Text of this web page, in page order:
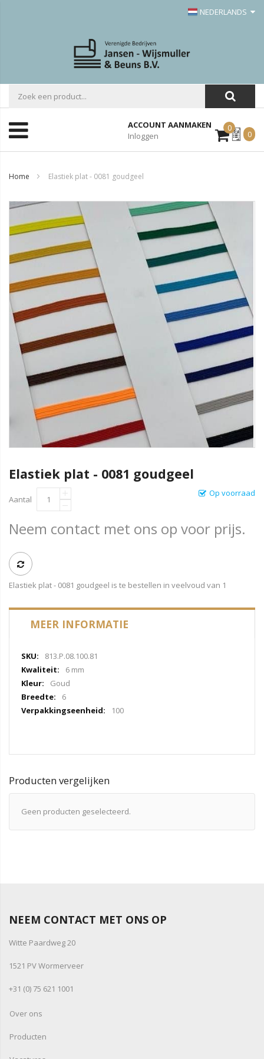
NEDERLANDS
ACCOUNT AANMAKEN
Inloggen
0Mijn
Offerte
0
Home Elastiek plat - 0081 goudgeel
Elastiek plat - 0081 goudgeel
Op voorraad
Aantal
Neem contact met ons op voor prijs.
Elastiek plat - 0081 goudgeel is te bestellen in veelvoud van 1
MEER INFORMATIE
Meer
informatie
813.P.08.100.81
6 mm
Goud
6
100
Producten vergelijken
Geen producten geselecteerd.
NEEM CONTACT MET ONS OP
Witte Paardweg 20
1521 PV Wormerveer
+31 (0) 75 621 1001
Over ons
Producten